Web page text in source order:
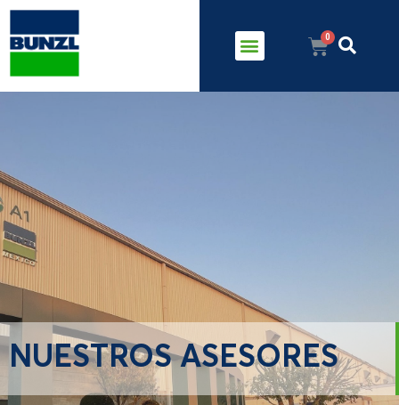
NUESTROS ASESORES